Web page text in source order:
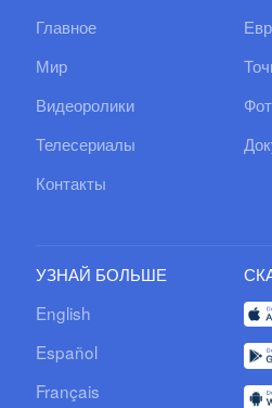
Главное
Мир
Видеоролики
Телесериалы
Контакты
УЗНАЙ БОЛЬШЕ
English
Español
Français